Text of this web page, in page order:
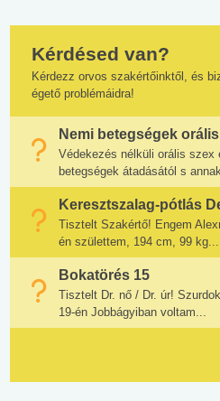
Kérdésed van?
Kérdezz orvos szakértőinktől, és
égető problémáidra!
Nemi betegségek
Védekezés nélküli orális szex
betegségek átadásától s
Keresztszalag-pótlás
Tisztelt Szakértő! Engem
én születtem, 194 cm, 99 kg...
Bokatörés 15
Tisztelt Dr. nő / Dr. úr!
19-én Jobbágyiban voltam...